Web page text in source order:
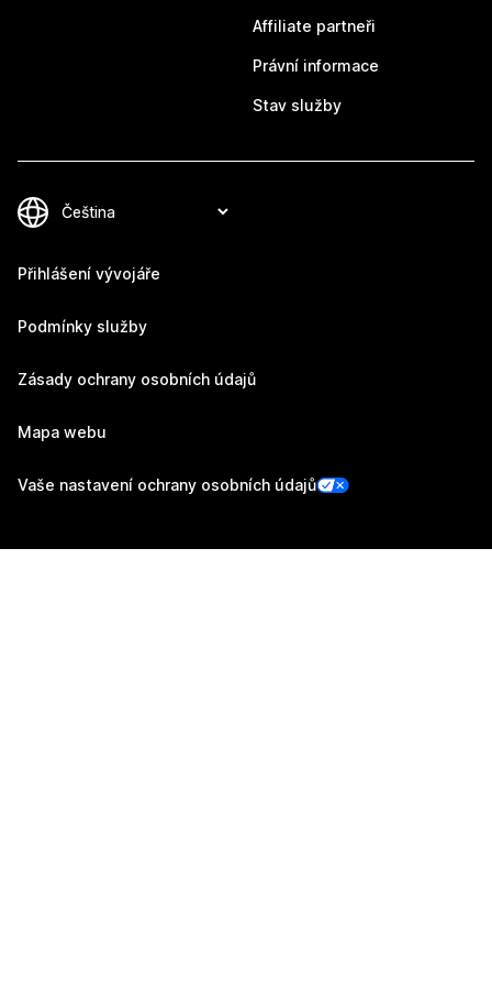
Affiliate partneři
Právní informace
Stav služby
Přihlášení vývojáře
Podmínky služby
Zásady ochrany osobních údajů
Mapa webu
Vaše nastavení ochrany osobních údajů